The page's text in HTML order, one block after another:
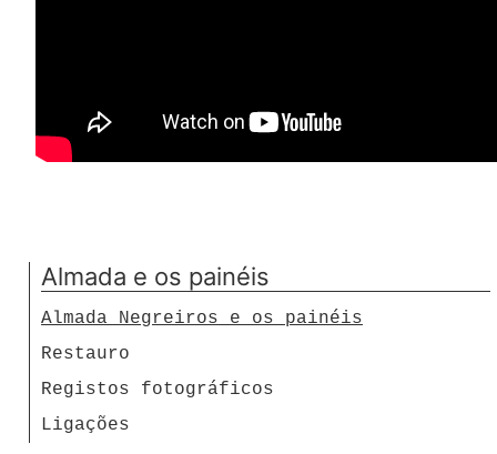
Almada e os painéis
Almada Negreiros e os painéis
Restauro
Registos fotográficos
Ligações